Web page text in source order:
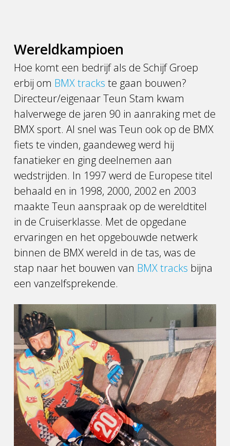
Wereldkampioen
Hoe komt een bedrijf als de Schijf Groep
erbij om BMX tracks te gaan bouwen?
Directeur/eigenaar Teun Stam kwam
halverwege de jaren 90 in aanraking met de
BMX sport. Al snel was Teun ook op de BMX
fiets te vinden, gaandeweg werd hij
fanatieker en ging deelnemen aan
wedstrijden. In 1997 werd de Europese titel
behaald en in 1998, 2000, 2002 en 2003
maakte Teun aanspraak op de wereldtitel
in de Cruiserklasse. Met de opgedane
ervaringen en het opgebouwde netwerk
binnen de BMX wereld in de tas, was de
stap naar het bouwen van BMX tracks bijna
een vanzelfsprekende.